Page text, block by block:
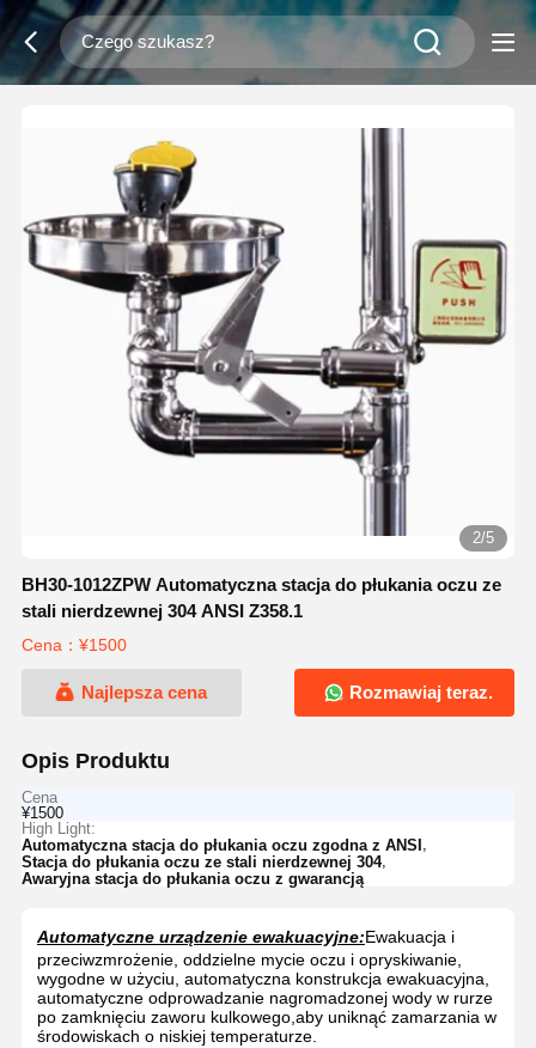
2/5
BH30-1012ZPW Automatyczna stacja do płukania oczu ze
stali nierdzewnej 304 ANSI Z358.1
Cena：¥1500
Najlepsza cena Rozmawiaj teraz.
Opis Produktu
Cena
¥1500
High Light:
Automatyczna stacja do płukania oczu zgodna z ANSI
Stacja do płukania oczu ze stali nierdzewnej 304,
Awaryjna stacja do płukania oczu z gwarancją
Automatyczne urządzenie ewakuacyjne:Ewakuacja i
przeciwzmrożenie, oddzielne mycie oczu i opryskiwanie,
wygodne w użyciu, automatyczna konstrukcja ewakuacyjna,
automatyczne odprowadzanie nagromadzonej wody w rurze
po zamknięciu zaworu kulkowego,aby uniknąć zamarzania w
środowiskach o niskiej temperaturze.